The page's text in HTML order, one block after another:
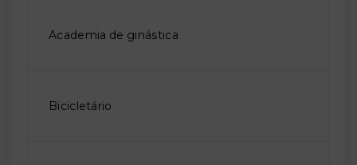
Academia de ginástica
Bicicletário